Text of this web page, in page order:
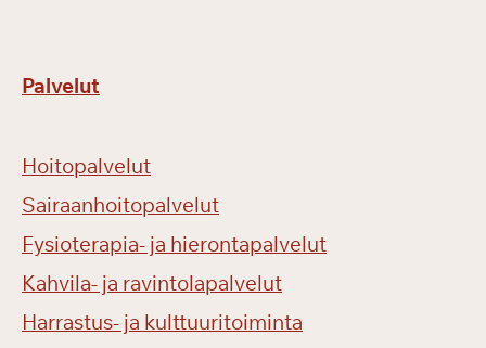
Palvelut
Hoitopalvelut
Sairaanhoitopalvelut
Fysioterapia- ja hierontapalvelut
Kahvila- ja ravintolapalvelut
Harrastus- ja kulttuuritoiminta